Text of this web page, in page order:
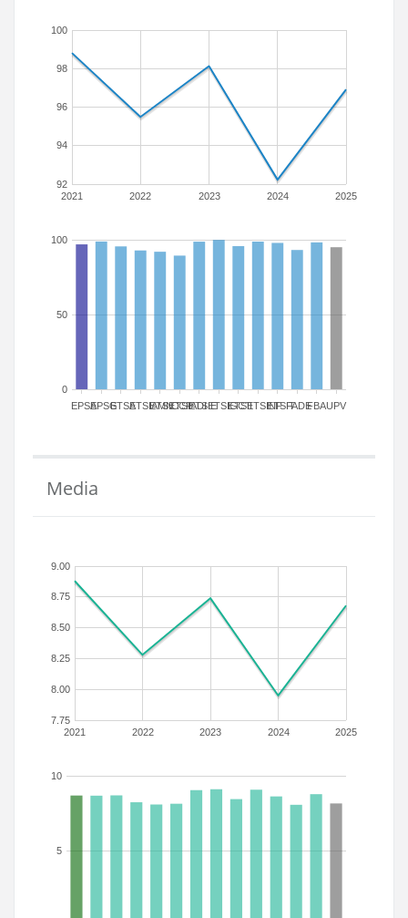
2021 2022 2023 2024 2025
92
94
96
98
100
EPSAEPSGETSAETSIAMN
ETSICCP
ETSIADI
ETSIEETSIGCT
ETSIIETSINFETSITFADEFBAUPV
0
50
100
Media
2021 2022 2023 2024 2025
7.75
8.00
8.25
8.50
8.75
9.00
5
10